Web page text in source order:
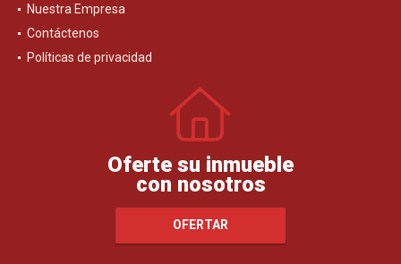
Nuestra Empresa
Contáctenos
Políticas de privacidad
Oferte su inmueble
con nosotros
OFERTAR